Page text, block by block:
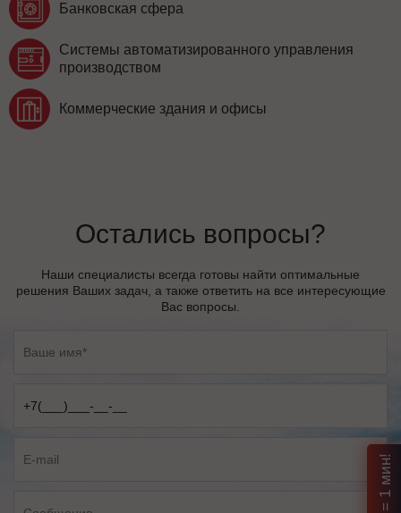
Банковская сфера
Системы автоматизированного управления
производством
Коммерческие здания и офисы
Остались вопросы?
Наши специалисты всегда готовы найти оптимальные
решения Ваших задач, а также ответить на все интересующие
Вас вопросы.